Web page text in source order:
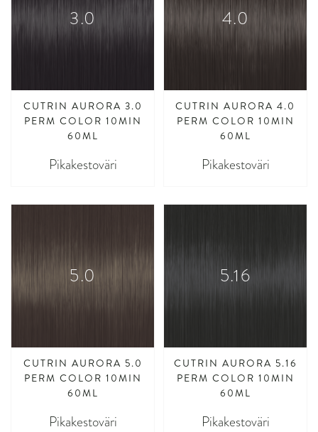
3.0
CUTRIN AURORA 3.0
PERM COLOR 10MIN
60ML
Pikakestoväri
4.0
CUTRIN AURORA 4.0
PERM COLOR 10MIN
60ML
Pikakestoväri
5.0
CUTRIN AURORA 5.0
PERM COLOR 10MIN
60ML
Pikakestoväri
5.16
CUTRIN AURORA 5.16
PERM COLOR 10MIN
60ML
Pikakestoväri